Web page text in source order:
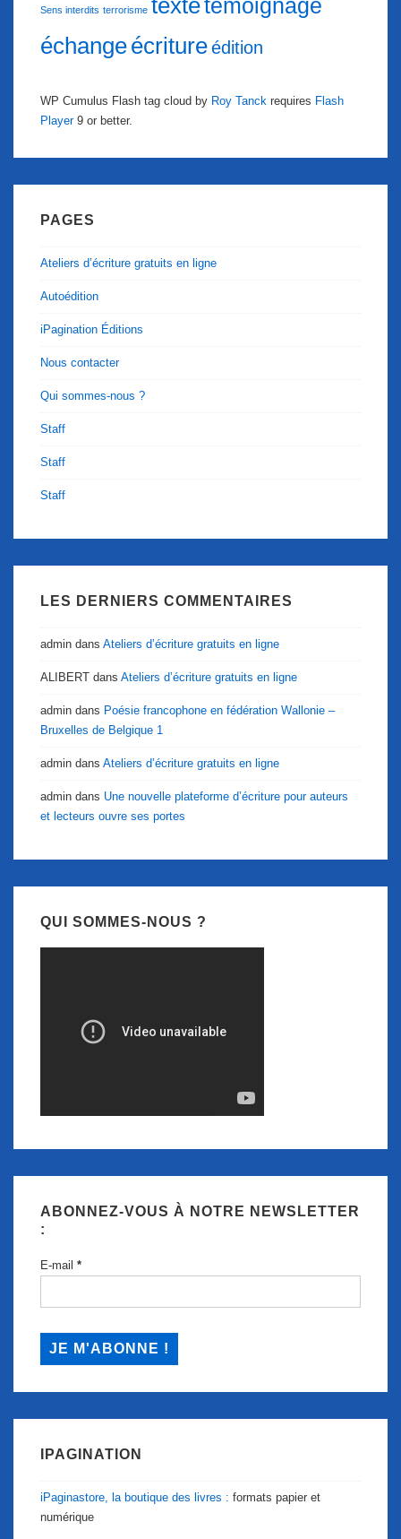
Sens interdits terrorisme textetémoignage
échangeécritureédition
WP Cumulus Flash tag cloud by Roy Tanck requires Flash
Player9 or better.
PAGES
Ateliers d’écriture gratuits en ligne
Autoédition
iPagination Éditions
Nous contacter
Qui sommes-nous ?
Staff
Staff
Staff
LES DERNIERS COMMENTAIRES
admin dans Ateliers d’écriture gratuits en ligne
ALIBERT dans Ateliers d’écriture gratuits en ligne
admin dans Poésie francophone en fédération Wallonie –
Bruxelles de Belgique 1
admin dans Ateliers d’écriture gratuits en ligne
admin dans Une nouvelle plateforme d’écriture pour auteurs
et lecteurs ouvre ses portes
QUI SOMMES-NOUS ?
ABONNEZ-VOUS À NOTRE NEWSLETTER
:
E-mail *
IPAGINATION
iPaginastore, la boutique des livres : formats papier et
numérique